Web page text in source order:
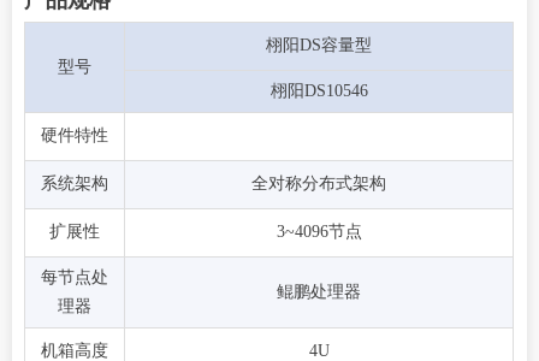
型号
栩阳DS容量型
栩阳DS10546
硬件特性
系统架构 全对称分布式架构
扩展性 3~4096节点
每节点处
理器
鲲鹏处理器
机箱高度 4U